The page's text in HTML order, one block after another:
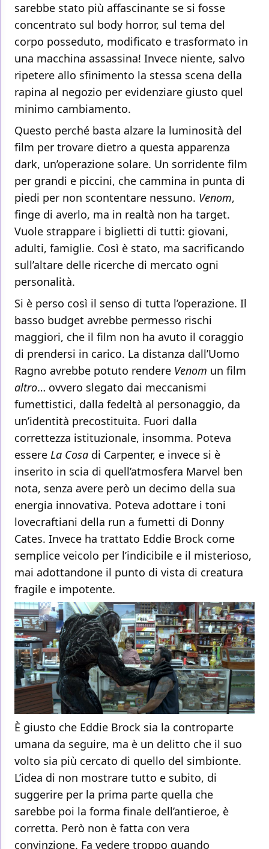
sarebbe stato più affascinante se si fosse
concentrato sul body horror, sul tema del
corpo posseduto, modificato e trasformato in
una macchina assassina! Invece niente, salvo
ripetere allo sfinimento la stessa scena della
rapina al negozio per evidenziare giusto quel
minimo cambiamento.
Questo perché basta alzare la luminosità del
film per trovare dietro a questa apparenza
dark, un’operazione solare. Un sorridente film
per grandi e piccini, che cammina in punta di
piedi per non scontentare nessuno. Venom,
finge di averlo, ma in realtà non ha target.
Vuole strappare i biglietti di tutti: giovani,
adulti, famiglie. Così è stato, ma sacrificando
sull’altare delle ricerche di mercato ogni
personalità.
Si è perso così il senso di tutta l’operazione. Il
basso budget avrebbe permesso rischi
maggiori, che il film non ha avuto il coraggio
di prendersi in carico. La distanza dall’Uomo
Ragno avrebbe potuto rendere Venom un film
altro… ovvero slegato dai meccanismi
fumettistici, dalla fedeltà al personaggio, da
un’identità precostituita. Fuori dalla
correttezza istituzionale, insomma. Poteva
essere La Cosa di Carpenter, e invece si è
inserito in scia di quell’atmosfera Marvel ben
nota, senza avere però un decimo della sua
energia innovativa. Poteva adottare i toni
lovecraftiani della run a fumetti di Donny
Cates. Invece ha trattato Eddie Brock come
semplice veicolo per l’indicibile e il misterioso,
mai adottandone il punto di vista di creatura
fragile e impotente.
È giusto che Eddie Brock sia la controparte
umana da seguire, ma è un delitto che il suo
volto sia più cercato di quello del simbionte.
L’idea di non mostrare tutto e subito, di
suggerire per la prima parte quella che
sarebbe poi la forma finale dell’antieroe, è
corretta. Però non è fatta con vera
convinzione. Fa vedere troppo quando